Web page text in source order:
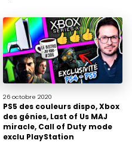
26 octobre 2020
PS5 des couleurs dispo, Xbox
des génies, Last of Us MAJ
miracle, Call of Duty mode
exclu PlayStation